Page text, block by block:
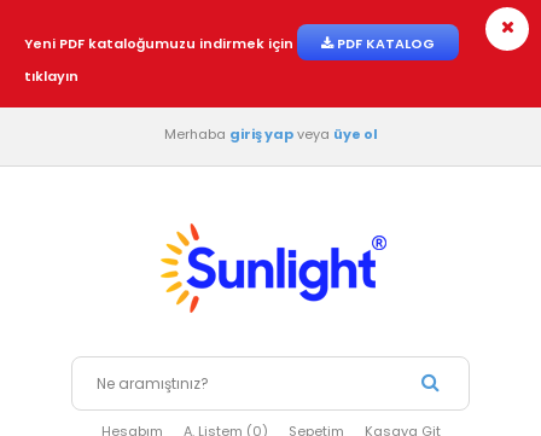
Yeni PDF kataloğumuzu indirmek için
PDF KATALOG
tıklayın
Merhaba giriş yapveya üye ol
Hesabım A. Listem (0) Sepetim Kasaya Git